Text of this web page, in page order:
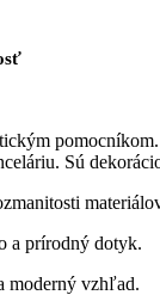
Sú
a prírodný dotyk.
moderný vzhľad.